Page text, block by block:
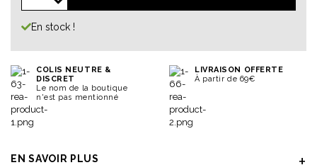
En stock !
COLIS NEUTRE &
DISCRET
Le nom de la boutique
n'est pas mentionné
LIVRAISON OFFERTE
À partir de 69€
EN SAVOIR PLUS